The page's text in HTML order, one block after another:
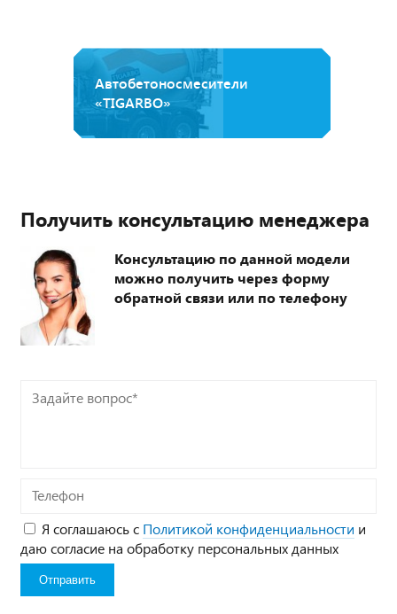
Автобетоносмесители
«TIGARBO»
Получить консультацию менеджера
Консультацию по данной модели
можно получить через форму
обратной связи или по телефону
Задайте
Телефон
Я соглашаюсь с Политикой конфиденциальности и
даю согласие на обработку персональных данных